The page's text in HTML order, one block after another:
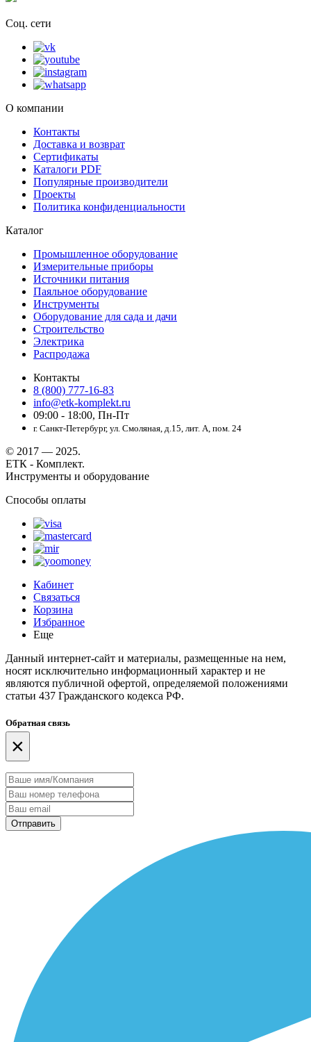
Соц. сети
О компании
Контакты
Доставка и возврат
Сертификаты
Каталоги PDF
Популярные производители
Проекты
Политика конфиденциальности
Каталог
Промышленное оборудование
Измерительные приборы
Источники питания
Паяльное оборудование
Инструменты
Оборудование для сада и дачи
Строительство
Электрика
Распродажа
Контакты
8 (800) 777-16-83
info@etk-komplekt.ru
09:00 - 18:00, Пн-Пт
г. Санкт-Петербург, ул. Смоляная, д.15, лит. А, пом. 24
© 2017 — 2025.
ЕТК - Комплект.
Инструменты и оборудование
Способы оплаты
Кабинет
Связаться
Корзина
Избранное
Еще
Данный интернет-сайт и материалы, размещенные на нем,
носят исключительно информационный характер и не
являются публичной офертой, определяемой положениями
статьи 437 Гражданского кодекса РФ.
Обратная связь
×
Отправить